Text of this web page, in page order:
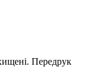
Передрук